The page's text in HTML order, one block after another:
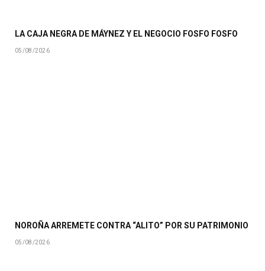
LA CAJA NEGRA DE MÁYNEZ Y EL NEGOCIO FOSFO FOSFO
05/08/2026
NOROÑA ARREMETE CONTRA “ALITO” POR SU PATRIMONIO
05/08/2026